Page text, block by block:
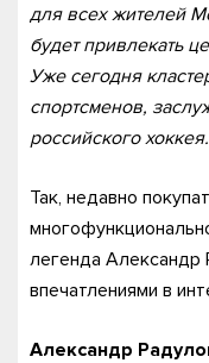
для всех жителей
будет привлекать
Уже сегодня
спортсменов,
российского хоккея.
Так, недавно
легенда Александр
впечатлениями в
Александр